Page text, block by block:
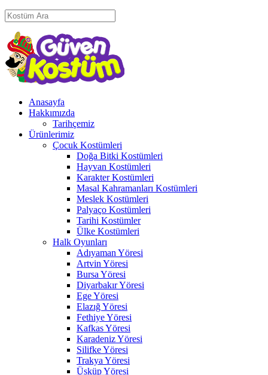
Anasayfa
Hakkımızda
Tarihçemiz
Ürünlerimiz
Çocuk Kostümleri
Doğa Bitki Kostümleri
Hayvan Kostümleri
Karakter Kostümleri
Masal Kahramanları Kostümleri
Meslek Kostümleri
Palyaço Kostümleri
Tarihi Kostümler
Ülke Kostümleri
Halk Oyunları
Adıyaman Yöresi
Artvin Yöresi
Bursa Yöresi
Diyarbakır Yöresi
Ege Yöresi
Elazığ Yöresi
Fethiye Yöresi
Kafkas Yöresi
Karadeniz Yöresi
Silifke Yöresi
Trakya Yöresi
Üsküp Yöresi